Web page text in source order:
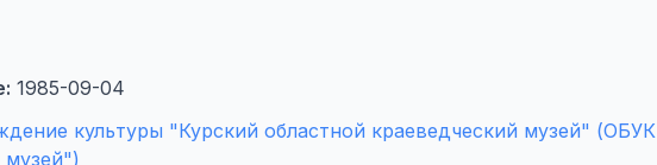
1985-09-04
культуры "Курский областной краеведческий музей" (ОБУК
музей")